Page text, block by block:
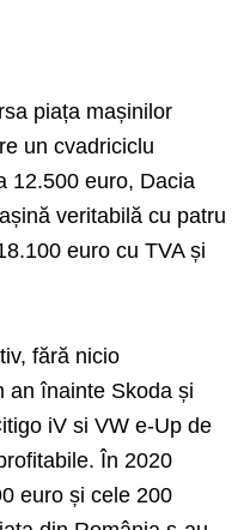
piața mașinilor
un cvadriciclu
12.500 euro, Dacia
veritabilă cu patru
euro cu TVA și
fără nicio
an înainte Skoda și
iV si VW e-Up de
În 2020
euro și cele 200